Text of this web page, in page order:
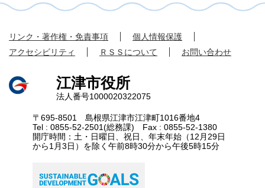
リンク・著作権・免責事項
個人情報保護
アクセシビリティ
ＲＳＳについて お問い合わせ
江津市役所
法人番号1000020322075
〒695-8501 島根県江津市江津町1016番地4
Tel : 0855-52-2501(総務課) Fax : 0855-52-1380
開庁時間：土・日曜日、祝日、年末年始（12月29日
から1月3日）を除く午前8時30分から午後5時15分